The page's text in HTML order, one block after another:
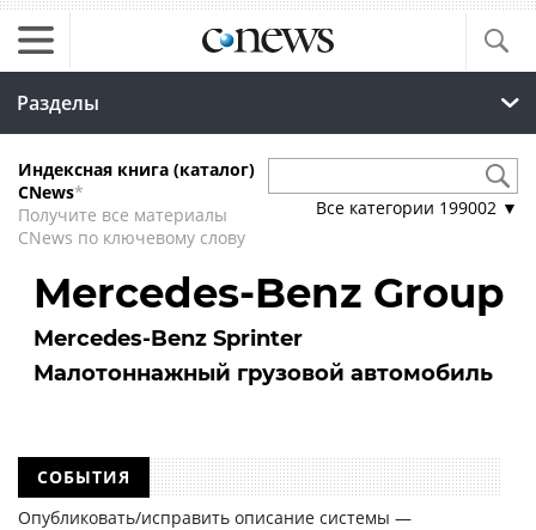
Разделы
Индексная книга (каталог)
CNews*
Получите все материалы
CNews по ключевому слову
Все категории 199002 ▼
Mercedes-Benz Group
Mercedes-Benz Sprinter
Малотоннажный грузовой автомобиль
СОБЫТИЯ
Опубликовать/исправить описание системы —